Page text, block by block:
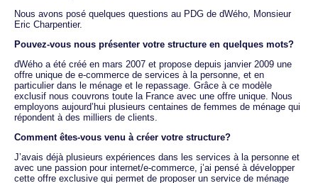
Nous avons posé quelques questions au PDG de dWého, Monsieur
Eric Charpentier.
Pouvez-vous nous présenter votre structure en quelques mots?
dWého a été créé en mars 2007 et propose depuis janvier 2009 une
offre unique de e-commerce de services à la personne, et en
particulier dans le ménage et le repassage. Grâce à ce modèle
exclusif nous couvrons toute la France avec une offre unique. Nous
employons aujourd’hui plusieurs centaines de femmes de ménage qui
répondent à des milliers de clients.
Comment êtes-vous venu à créer votre structure?
J’avais déjà plusieurs expériences dans les services à la personne et
avec une passion pour internet/e-commerce, j’ai pensé à développer
cette offre exclusive qui permet de proposer un service de ménage